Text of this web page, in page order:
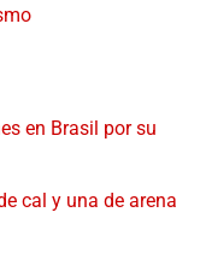
en Brasil por su
cal y una de arena